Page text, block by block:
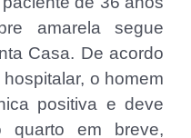
amarela segue
Casa. De acordo
o homem
positiva e deve
quarto em breve,